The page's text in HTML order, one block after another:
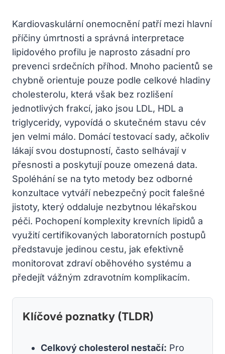
Kardiovaskulární onemocnění patří mezi hlavní
příčiny úmrtnosti a správná interpretace
lipidového profilu je naprosto zásadní pro
prevenci srdečních příhod. Mnoho pacientů se
chybně orientuje pouze podle celkové hladiny
cholesterolu, která však bez rozlišení
jednotlivých frakcí, jako jsou LDL, HDL a
triglyceridy, vypovídá o skutečném stavu cév
jen velmi málo. Domácí testovací sady, ačkoliv
lákají svou dostupností, často selhávají v
přesnosti a poskytují pouze omezená data.
Spoléhání se na tyto metody bez odborné
konzultace vytváří nebezpečný pocit falešné
jistoty, který oddaluje nezbytnou lékařskou
péči. Pochopení komplexity krevních lipidů a
využití certifikovaných laboratorních postupů
představuje jedinou cestu, jak efektivně
monitorovat zdraví oběhového systému a
předejít vážným zdravotním komplikacím.
Klíčové poznatky (TLDR)
Celkový cholesterol nestačí: Pro